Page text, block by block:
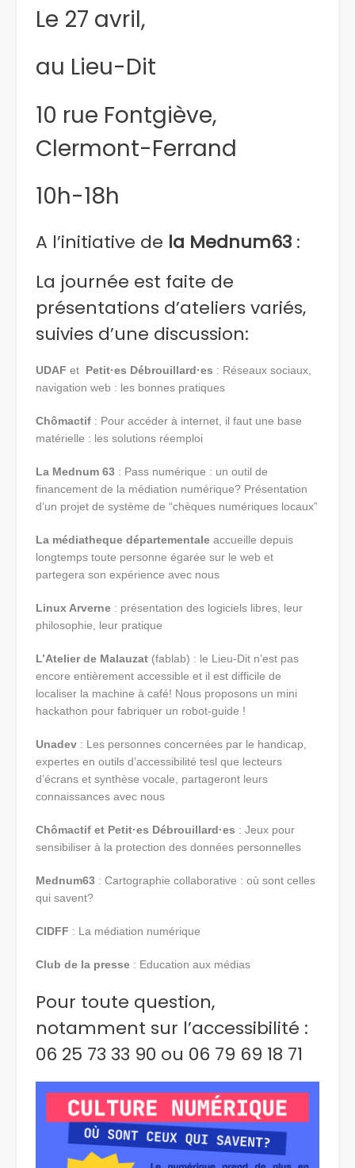
Le 27 avril,
au Lieu-Dit
10 rue Fontgiève,
Clermont-Ferrand
10h-18h
A l’initiative de la Mednum63 :
La journée est faite de
présentations d’ateliers variés,
suivies d’une discussion:
UDAF et Petit·es Débrouillard·es : Réseaux sociaux,
navigation web : les bonnes pratiques
Chômactif : Pour accéder à internet, il faut une base
matérielle : les solutions réemploi
La Mednum 63 : Pass numérique : un outil de
financement de la médiation numérique? Présentation
d’un projet de système de “chèques numériques locaux”
La médiatheque départementale accueille depuis
longtemps toute personne égarée sur le web et
partegera son expérience avec nous
Linux Arverne : présentation des logiciels libres, leur
philosophie, leur pratique
L’Atelier de Malauzat (fablab) : le Lieu-Dit n’est pas
encore entièrement accessible et il est difficile de
localiser la machine à café! Nous proposons un mini
hackathon pour fabriquer un robot-guide !
Unadev : Les personnes concernées par le handicap,
expertes en outils d’accessibilité tesl que lecteurs
d’écrans et synthèse vocale, partageront leurs
connaissances avec nous
Chômactif et Petit·es Débrouillard·es : Jeux pour
sensibiliser à la protection des données personnelles
Mednum63 : Cartographie collaborative : où sont celles
qui savent?
CIDFF : La médiation numérique
Club de la presse : Education aux médias
Pour toute question,
notamment sur l’accessibilité :
06 25 73 33 90 ou 06 79 69 18 71